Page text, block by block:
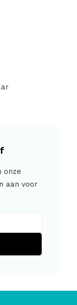
onze
aan voor